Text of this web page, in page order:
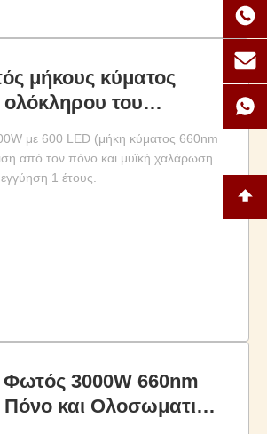
μήκους κύματος
του
με 600 LED (μήκη κύματος 660nm
από τον πόνο και μυϊκή χαλάρωση.
1 έτους.
3000W 660nm
και Ολοσωματική